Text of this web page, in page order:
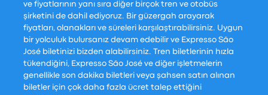
ve fiyatlarının yanı sıra diğer birçok tren ve otobüs
şirketini de dahil ediyoruz. Bir güzergah arayarak
fiyatları, olanakları ve süreleri karşılaştırabilirsiniz. Uygun
bir yolculuk bulursanız devam edebilir ve Expresso São
José biletinizi bizden alabilirsiniz. Tren biletlerinin hızla
tükendiğini, Expresso São José ve diğer işletmelerin
genellikle son dakika biletleri veya şahsen satın alınan
biletler için çok daha fazla ücret talep ettiğini